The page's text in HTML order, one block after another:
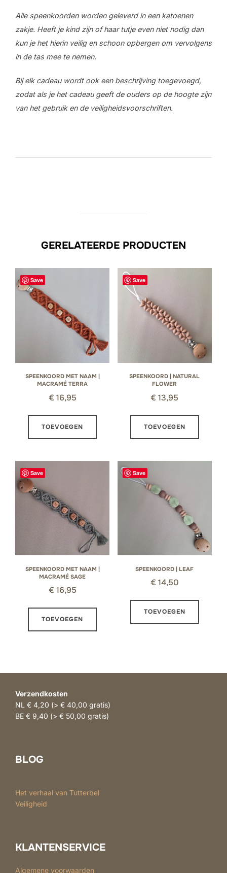
Alle speenkoorden worden geleverd in een katoenen
zakje. Heeft je kind zijn of haar tutje even niet nodig dan
kun je het hierin veilig en schoon opbergen om vervolgens
in de tas mee te nemen.
Bij elk cadeau wordt ook een beschrijving toegevoegd,
zodat als je het cadeau geeft de ouders op de hoogte zijn
van het gebruik en de veiligheidsvoorschriften.
GERELATEERDE PRODUCTEN
Save
SPEENKOORD MET NAAM |
MACRAMÉ TERRA
€ 16,95
TOEVOEGEN
Save
SPEENKOORD | NATURAL
FLOWER
€ 13,95
TOEVOEGEN
Save
SPEENKOORD MET NAAM |
MACRAMÉ SAGE
€ 16,95
TOEVOEGEN
Save
SPEENKOORD | LEAF
€ 14,50
TOEVOEGEN
Verzendkosten
NL € 4,20 (> € 40,00 gratis)
BE € 9,40 (> € 50,00 gratis)
BLOG
Het verhaal van Tutterbel
Veiligheid
KLANTENSERVICE
Algemene voorwaarden